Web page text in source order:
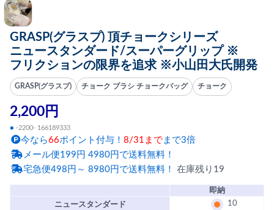
GRASP(グラスプ) 頂チョークシリーズ
ニュースタンダード/スーパーグリップ ※
フリクションの限界を追求 ※小山田大氏開発
GRASP(グラスプ) チョーク ブラシ チョークバッグ チョーク
2,200円
● -2200- 166189333
今なら66ポイント付与！ 8/31まで まで3倍
メール便199円 4980円で送料無料！
宅急便498円～ 8980円で送料無料！ 在庫残り19
即納
ニュースタンダード
10